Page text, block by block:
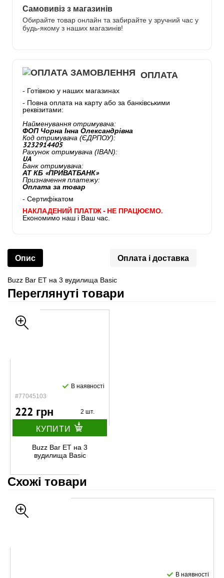
Самовивіз з магазинів
Обирайте товар онлайн та забирайте у зручний час у
будь-якому з наших магазинів!
ОПЛАТА
- Готівкою у наших магазинах
- Повна оплата на карту або за банківськими
реквізитами:
Найменування отримувача:
ФОП Чорна Інна Олександрівна
Код отримувача (ЄДРПОУ):
3232914405
Рахунок отримувача (IBAN):
UA
Банк отримувача:
АТ КБ «ПРИВАТБАНК»
Призначення платежу:
Оплата за товар
- Сертифікатом
НАКЛАДЕНИЙ ПЛАТІЖ - НЕ ПРАЦЮЄМО.
Економимо наш і Ваш час.
Опис Оплата і доставка
Buzz Bar ЕТ на 3 вудилища Basic
Переглянуті товари
#77045103
В наявності
222 грн 2 шт.
КУПИТИ
Buzz Bar ЕТ на 3
вудилища Basic
Схожі товари
В наявності